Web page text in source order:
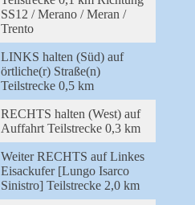
SS12 / Merano / Meran /
Trento
LINKS halten (Süd) auf
örtliche(r) Straße(n)
Teilstrecke 0,5 km
RECHTS halten (West) auf
Auffahrt Teilstrecke 0,3 km
Weiter RECHTS auf Linkes
Eisackufer [Lungo Isarco
Sinistro] Teilstrecke 2,0 km